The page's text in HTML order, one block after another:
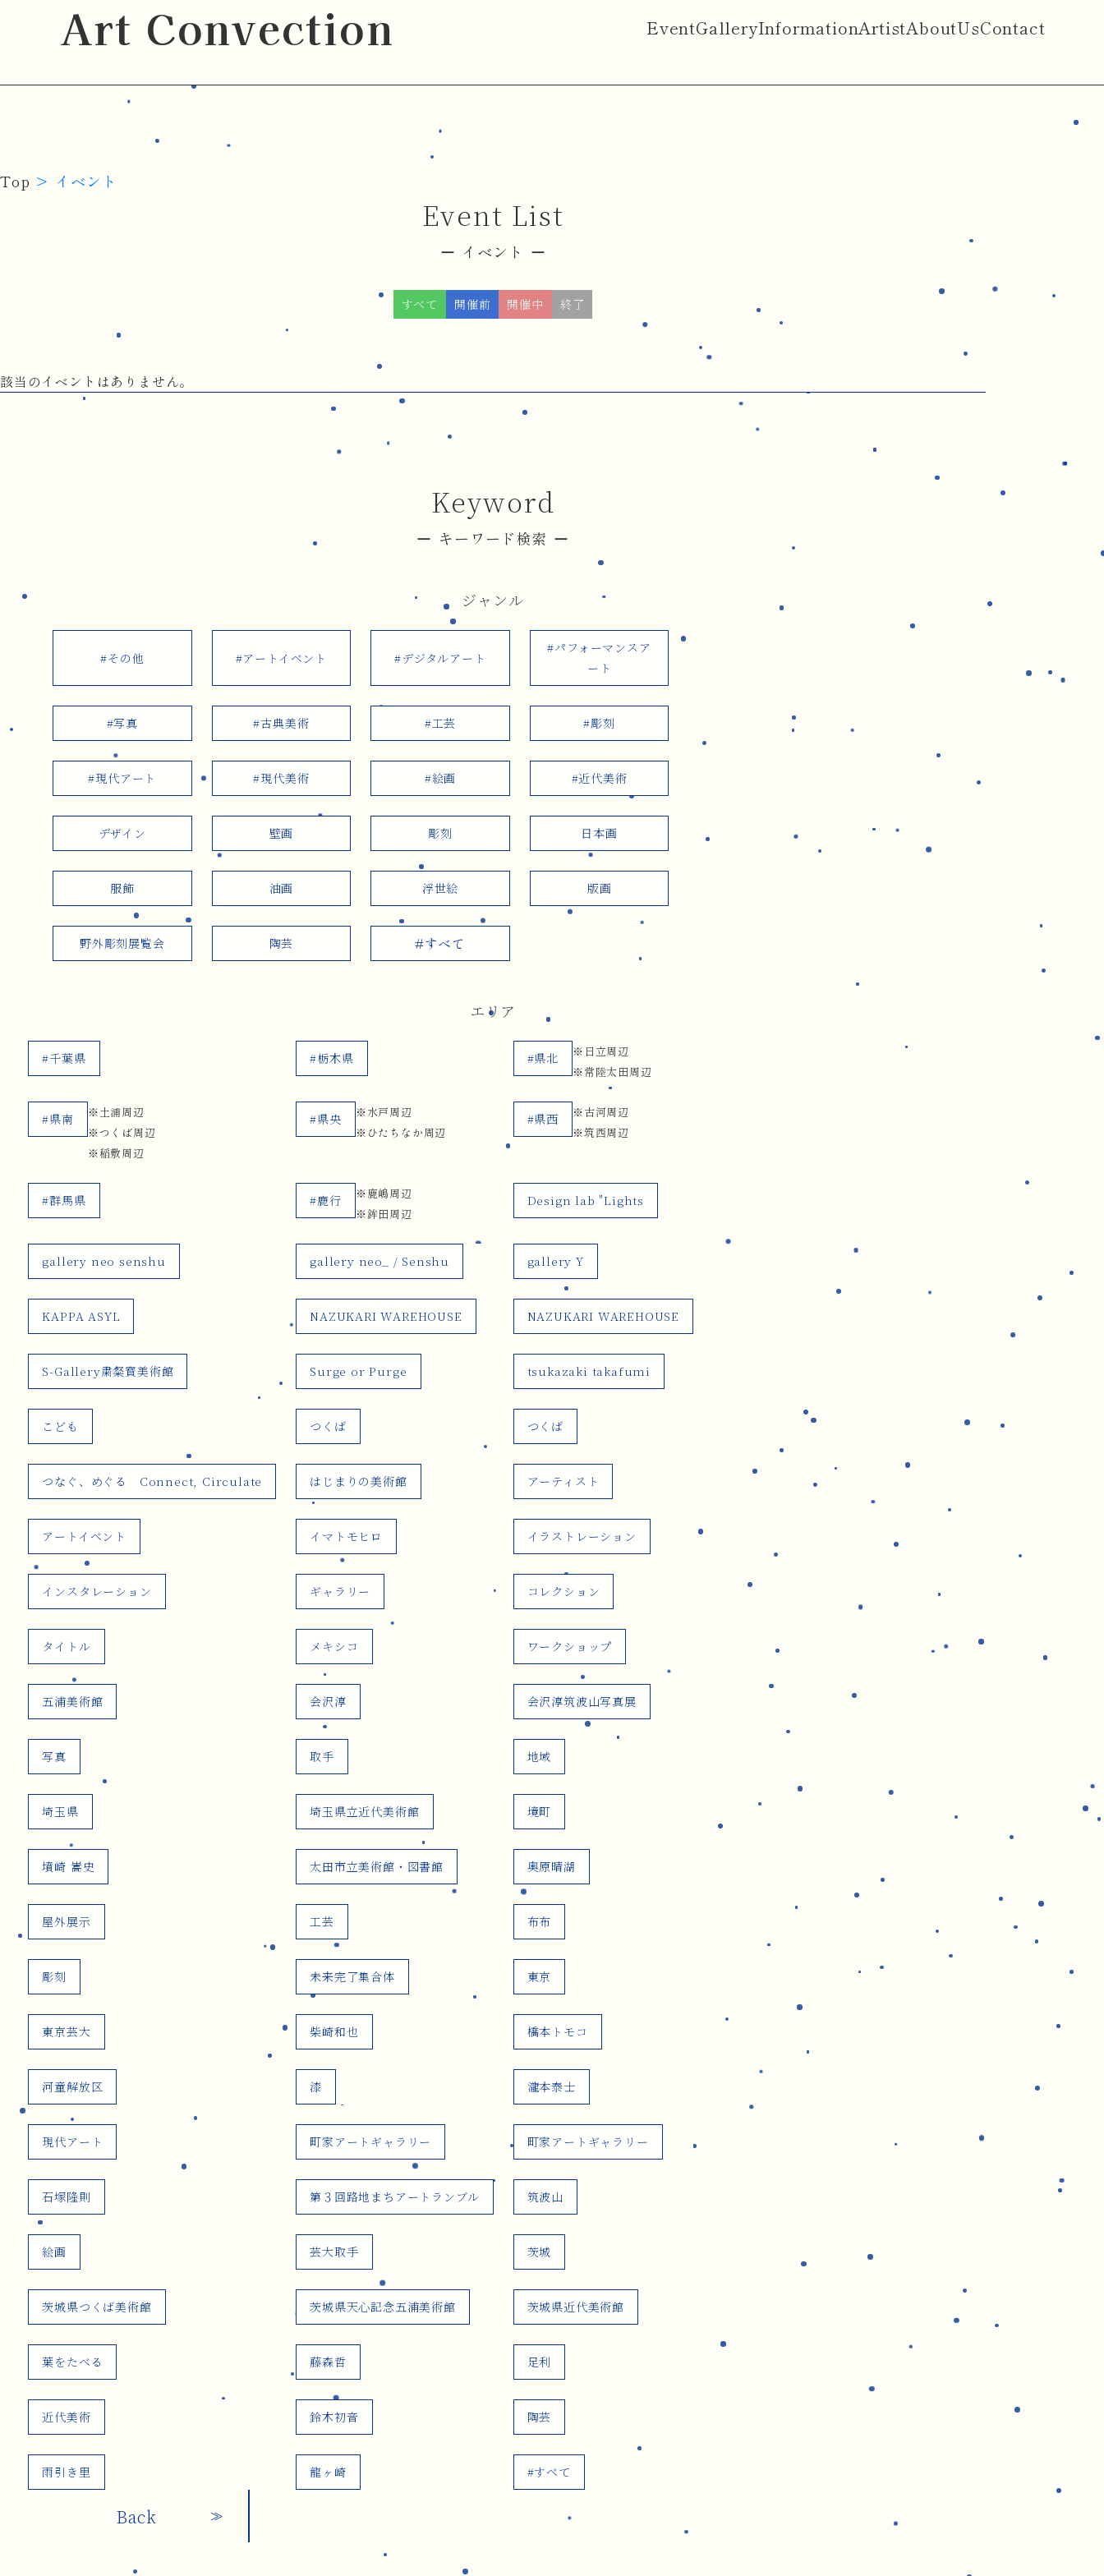
Art Convection EventGalleryInformationArtistAboutUsContact
Top イベント
Event List
イベント
すべて 開催前 開催中 終了
該当のイベントはありません。
Keyword
キーワード検索
ジャンル
#その他 #アートイベント #デジタルアート
#パフォーマンスア
ート
#写真 #古典美術 #工芸 #彫刻
#現代アート #現代美術 #絵画 #近代美術
デザイン 壁画 彫刻 日本画
服飾 油画 浮世絵 版画
野外彫刻展覧会 陶芸 #すべて
エリア
#千葉県 #栃木県 #県北
※日立周辺
※常陸太田周辺
#県南
※土浦周辺
※つくば周辺
※稲敷周辺
#県央
※水戸周辺
※ひたちなか周辺
#県西
※古河周辺
※筑西周辺
#群馬県 #鹿行
※鹿嶋周辺
※鉾田周辺
Design lab "Lights
gallery neo senshu gallery neo_ / Senshu gallery Y
KAPPA ASYL NAZUKARI WAREHOUSE NAZUKARI WAREHOUSE
S-Gallery粛粲寳美術館 Surge or Purge tsukazaki takafumi
こども つくば つくば
つなぐ、めぐる Connect, Circulate はじまりの美術館 アーティスト
アートイベント イマトモヒロ イラストレーション
インスタレーション ギャラリー コレクション
タイトル メキシコ ワークショップ
五浦美術館 会沢淳 会沢淳筑波山写真展
写真 取手 地域
埼玉県 埼玉県立近代美術館 境町
墳崎 嵩史 太田市立美術館・図書館 奥原晴湖
屋外展示 工芸 布布
彫刻 未来完了集合体 東京
東京芸大 柴崎和也 橋本トモコ
河童解放区 漆 瀧本泰士
現代アート 町家アートギャラリー 町家アートギャラリー
石塚隆則 第３回路地まちアートランブル 筑波山
絵画 芸大取手 茨城
茨城県つくば美術館 茨城県天心記念五浦美術館 茨城県近代美術館
葉をたべる 藤森哲 足利
近代美術 鈴木初音 陶芸
雨引き里 龍ヶ崎 #すべて
Back